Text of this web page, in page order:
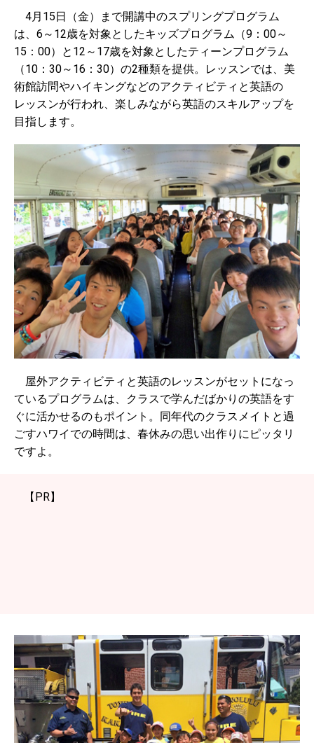
4月15日（金）まで開講中のスプリングプログラム
は、6～12歳を対象としたキッズプログラム（9：00～
15：00）と12～17歳を対象としたティーンプログラム
（10：30～16：30）の2種類を提供。レッスンでは、美
術館訪問やハイキングなどのアクティビティと英語の
レッスンが行われ、楽しみながら英語のスキルアップを
目指します。
屋外アクティビティ と英語のレッスンがセットになっ
ているプログラムは、クラスで学んだばかりの英語をす
ぐに活かせるのもポイント。同年代のクラスメイトと過
ごすハワイでの時間は、春休みの思い出作りにピッタリ
ですよ。
【PR】